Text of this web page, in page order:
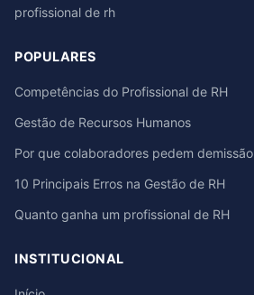
profissional de rh
POPULARES
Competências do Profissional de RH
Gestão de Recursos Humanos
Por que colaboradores pedem demissão
10 Principais Erros na Gestão de RH
Quanto ganha um profissional de RH
INSTITUCIONAL